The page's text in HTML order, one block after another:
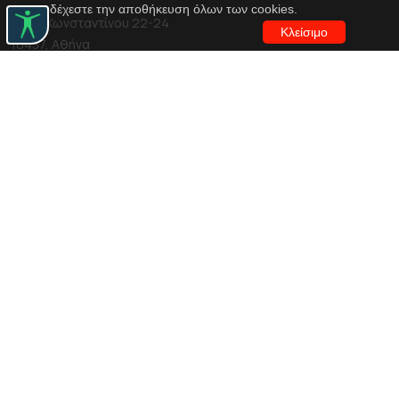
αποδέχεστε την αποθήκευση όλων των cookies.
Κλείσιμο
Αγίου Κωνσταντίνου 22-24
10437, Αθήνα